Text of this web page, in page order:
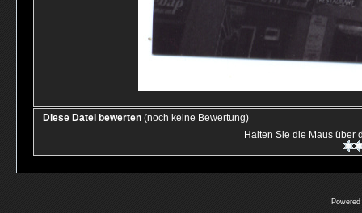
Diese Datei bewerten (noch keine Bewertung)
Halten Sie die Maus über